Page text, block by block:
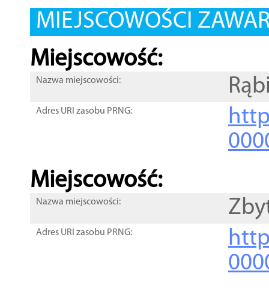
MIEJSCOWOŚCI
Miejscowość:
Nazwa miejscowości:
Adres URI zasobu PRNG:
Miejscowość:
Nazwa miejscowości:
Adres URI zasobu PRNG: